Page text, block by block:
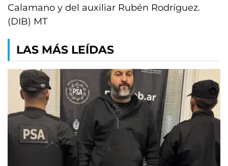
Calamano y del auxiliar Rubén Rodríguez.
(DIB) MT
LAS MÁS LEÍDAS